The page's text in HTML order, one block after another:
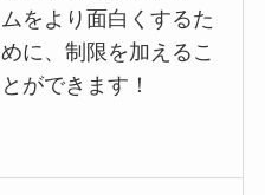
ムをより面白くするた
めに、制限を加えるこ
とができます！